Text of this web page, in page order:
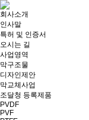
회사소개
인사말
특허 및 인증서
오시는 길
사업영역
막구조물
디자인제안
막교체사업
조달청 등록제품
PVDF
PVF